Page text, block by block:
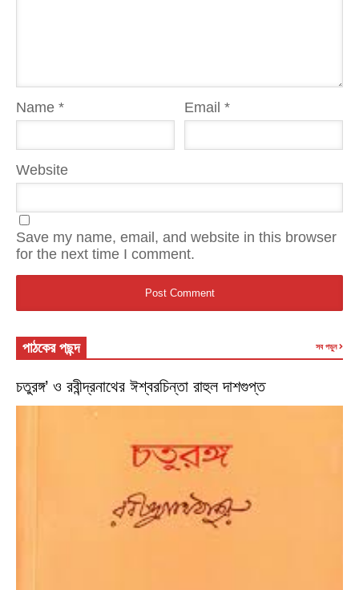
Name * Email*
Website
Save my name, email, and website in this browser
for the next time I comment.
পাঠকের পছন্দ সব পড়ুন
চতুরঙ্গ’ ও রবীন্দ্রনাথের ঈশ্বরচিন্তা রাহুল দাশগুপ্ত